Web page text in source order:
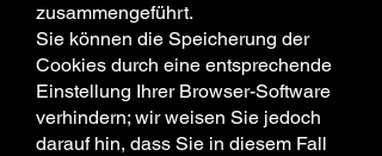
zusammengeführt.
Sie können die Speicherung der
Cookies durch eine entsprechende
Einstellung Ihrer Browser-Software
verhindern; wir weisen Sie jedoch
darauf hin, dass Sie in diesem Fall